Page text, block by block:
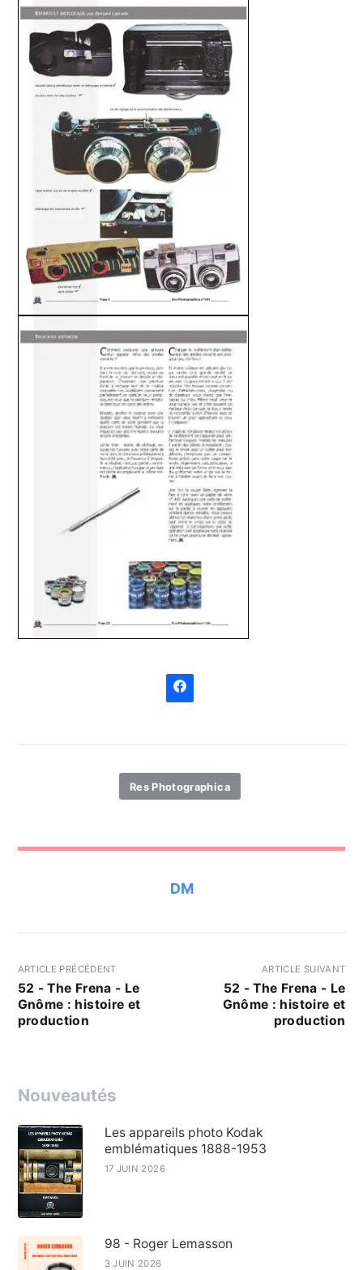
Res Photographica
DM
ARTICLE PRÉCÉDENT
52 - The Frena - Le
Gnôme : histoire et
production
ARTICLE SUIVANT
52 - The Frena - Le
Gnôme : histoire et
production
Nouveautés
Les appareils photo Kodak
emblématiques 1888-1953
17 JUIN 2026
98 - Roger Lemasson
3 JUIN 2026